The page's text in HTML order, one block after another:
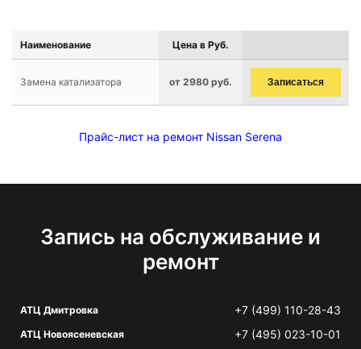
Наименование Цена в Руб.
Замена катализатора от 2980 руб. Записаться
Прайс-лист на ремонт Nissan Serena
Запись на обслуживание и
ремонт
АТЦ Дмитровка +7 (499) 110-28-43
АТЦ Новоясеневская +7 (495) 023-10-01